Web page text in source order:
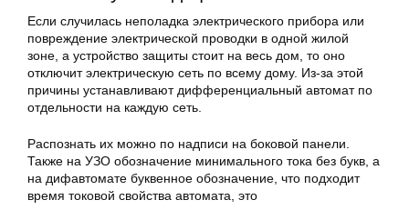
Если случилась неполадка электрического прибора или
повреждение электрической проводки в одной жилой
зоне, а устройство защиты стоит на весь дом, то оно
отключит электрическую сеть по всему дому. Из-за этой
причины устанавливают дифференциальный автомат по
отдельности на каждую сеть.
Распознать их можно по надписи на боковой панели.
Также на УЗО обозначение минимального тока без букв, а
на дифавтомате буквенное обозначение, что подходит
время токовой свойства автомата, это